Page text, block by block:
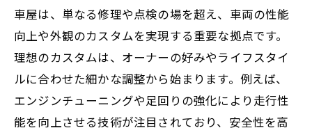
スタムと整備の完結編
初心者でも安心！信頼できる車屋の選び方と
ポイント
未来を見据えた整備技術：車屋が提供する最
新サービス解説
車屋は、単なる修理や点検の場を超え、車両の性能
向上や外観のカスタムを実現する重要な拠点です。
理想のカスタムは、オーナーの好みやライフスタイ
ルに合わせた細かな調整から始まります。例えば、
エンジンチューニングや足回りの強化により走行性
能を向上させる技術が注目されており、安全性を高